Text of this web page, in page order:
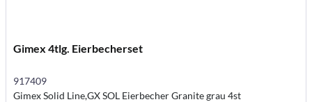
Gimex 4tlg. Eierbecherset
917409
Gimex Solid Line,GX SOL Eierbecher Granite grau 4st